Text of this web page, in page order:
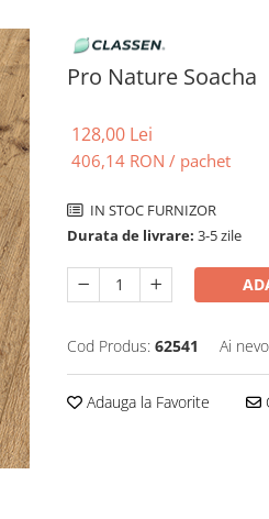
Pro Nature Soacha
128,00 Lei
406,14 RON / pachet
IN STOC FURNIZOR
Durata de livrare: 3-5 zile
Cod Produs: 62541 Ai
Adauga la Favorite